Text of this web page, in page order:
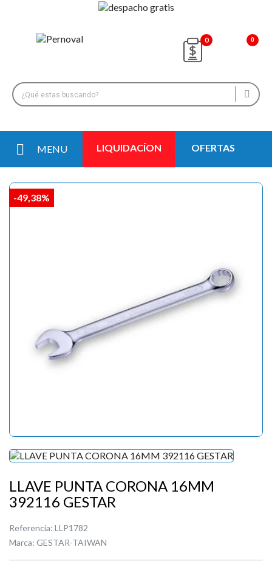
0
MENU LIQUIDACÍON OFERTAS
-49,38%
LLAVE PUNTA CORONA 16MM
392116 GESTAR
Referencia: LLP1782
Marca: GESTAR-TAIWAN